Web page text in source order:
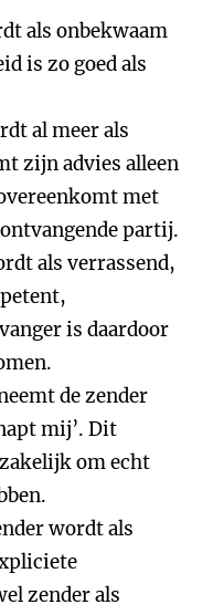
als onbekwaam
is zo goed als
al meer als
zijn advies alleen
met
partij.
als verrassend,
is daardoor
de zender
mij’. Dit
om echt
wordt als
zender als